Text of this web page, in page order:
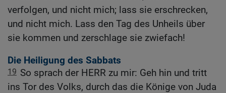
verfolgen, und nicht mich; lass sie erschrecken,
und nicht mich. Lass den Tag des Unheils über
sie kommen und zerschlage sie zwiefach!
Die Heiligung des Sabbats
19 So sprach der HERR zu mir: Geh hin und tritt
ins Tor des Volks, durch das die Könige von Juda